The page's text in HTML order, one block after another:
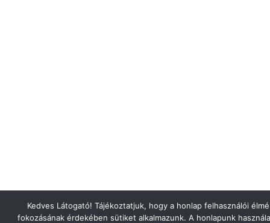
Kedves Látogató! Tájékoztatjuk, hogy a honlap felhasználói
fokozásának érdekében sütiket alkalmazunk. A honlapunk